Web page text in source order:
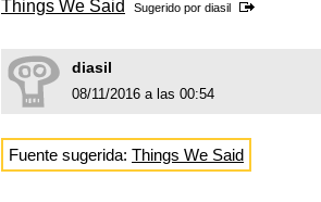
Things We Said Sugerido por diasil
diasil
08/11/2016 a las 00:54
Fuente sugerida: Things We Said